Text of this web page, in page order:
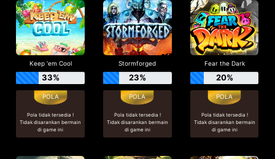
Keep 'em Cool
33%
Pola tidak tersedia !
Tidak disarankan bermain
di game ini
Stormforged
23%
Pola tidak tersedia !
Tidak disarankan bermain
di game ini
Fear the Dark
20%
Pola tidak tersedia !
Tidak disarankan bermain
di game ini